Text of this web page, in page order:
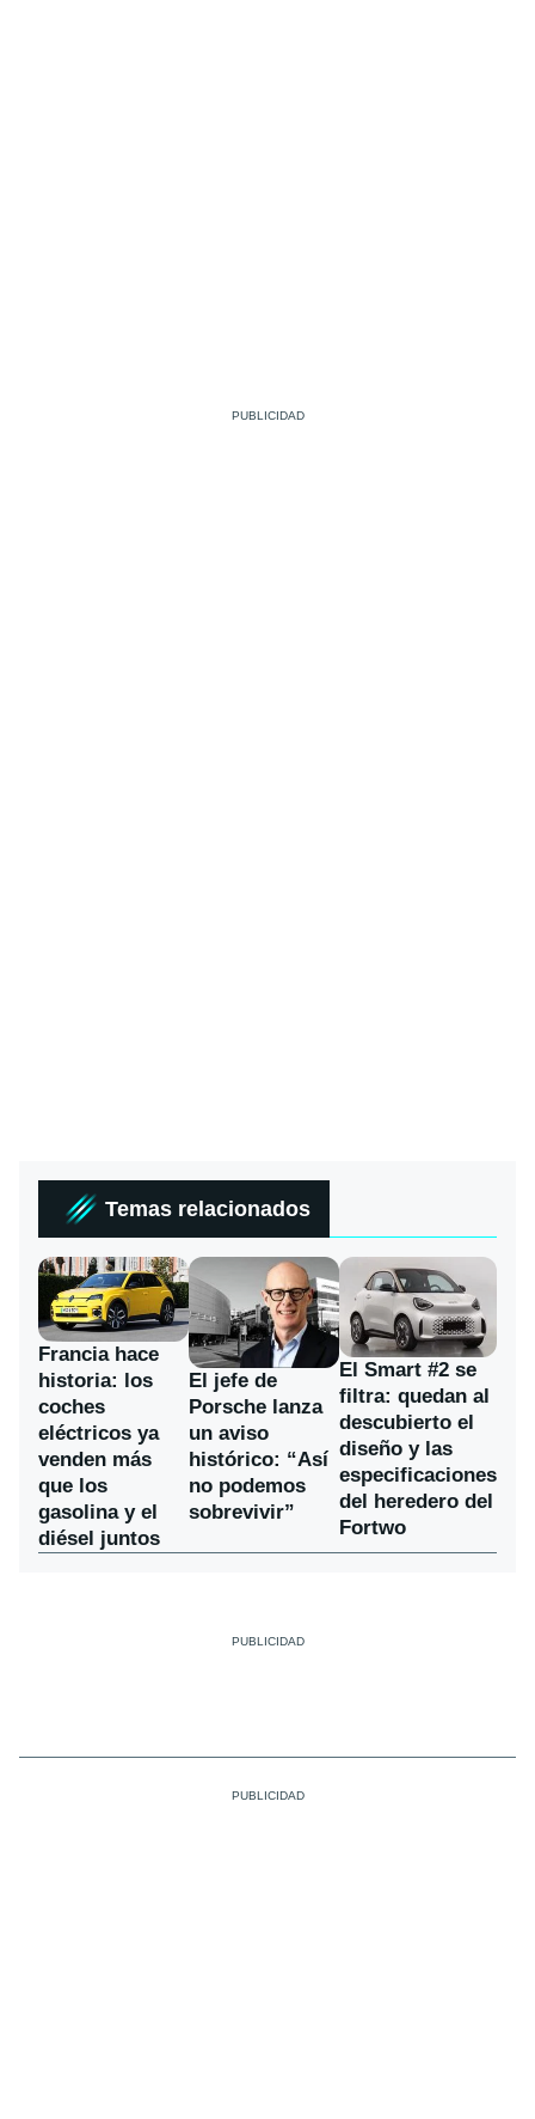
Temas relacionados
Francia hace
historia: los
coches
eléctricos ya
venden más
que los
gasolina y el
diésel juntos
El jefe de
Porsche lanza
un aviso
histórico: “Así
no podemos
sobrevivir”
El Smart #2 se
filtra: quedan al
descubierto el
diseño y las
especificaciones
del heredero del
Fortwo